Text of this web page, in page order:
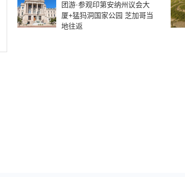
团游·参观印第安纳州议会大
厦+猛犸洞国家公园 芝加哥当
地往返